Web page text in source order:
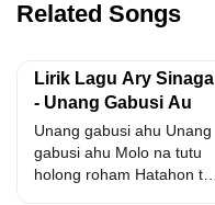
Related Songs
Lirik Lagu Ary Sinaga
- Unang Gabusi Au
Unang gabusi ahu Unang
gabusi ahu Molo na tutu
holong roham Hatahon tu